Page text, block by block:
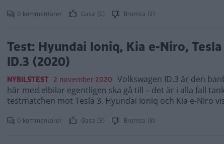
0 kommentarer Gasa (6) Bromsa (2)
Test: Hyundai Ioniq, Kia e-Niro,
ID.3 (2020)
NYBILSTEST 2 november 2020 Volkswagen ID.3 är den
här med elbilar egentligen ska gå till – det är i alla fall
testmatchen mot Tesla 3, Hyundai Ioniq och Kia e-Niro
0 kommentarer Gasa (8) Bromsa (8)